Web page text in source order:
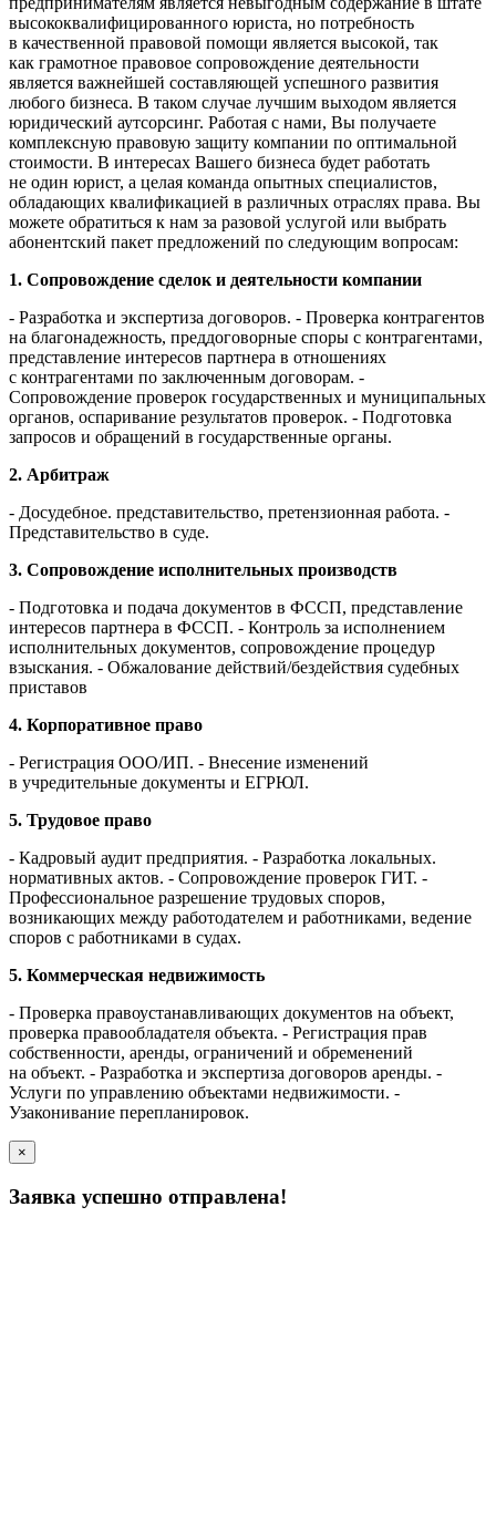
высококвалифицированного юриста, но потребность
в качественной правовой помощи является высокой, так
как грамотное правовое сопровождение деятельности
является важнейшей составляющей успешного развития
любого бизнеса. В таком случае лучшим выходом является
юридический аутсорсинг. Работая с нами, Вы получаете
комплексную правовую защиту компании по оптимальной
стоимости. В интересах Вашего бизнеса будет работать
не один юрист, а целая команда опытных специалистов,
обладающих квалификацией в различных отраслях права. Вы
можете обратиться к нам за разовой услугой или выбрать
абонентский пакет предложений по следующим вопросам:
1. Сопровождение сделок и деятельности компании
- Разработка и экспертиза договоров. - Проверка контрагентов
на благонадежность, преддоговорные споры с контрагентами,
представление интересов партнера в отношениях
с контрагентами по заключенным договорам. -
Сопровождение проверок государственных и муниципальных
органов, оспаривание результатов проверок. - Подготовка
запросов и обращений в государственные органы.
2. Арбитраж
- Досудебное. представительство, претензионная работа. -
Представительство в суде.
3. Сопровождение исполнительных производств
- Подготовка и подача документов в ФССП, представление
интересов партнера в ФССП. - Контроль за исполнением
исполнительных документов, сопровождение процедур
взыскания. - Обжалование действий/бездействия судебных
приставов
4. Корпоративное право
- Регистрация ООО/ИП. - Внесение изменений
в учредительные документы и ЕГРЮЛ.
5. Трудовое право
- Кадровый аудит предприятия. - Разработка локальных.
нормативных актов. - Сопровождение проверок ГИТ. -
Профессиональное разрешение трудовых споров,
возникающих между работодателем и работниками, ведение
споров с работниками в судах.
5. Коммерческая недвижимость
- Проверка правоустанавливающих документов на объект,
проверка правообладателя объекта. - Регистрация прав
собственности, аренды, ограничений и обременений
на объект. - Разработка и экспертиза договоров аренды. -
Услуги по управлению объектами недвижимости. -
Узаконивание перепланировок.
×
Заявка успешно отправлена!